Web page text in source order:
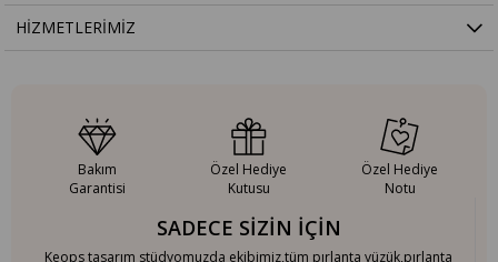
HIZMETLERIMIZ
SADECE SİZİN İÇİN
Keops tasarım stüdyomuzda ekibimiz,tüm pırlanta yüzük,pırlanta
Bakım
Garantisi
Özel Hediye
Kutusu
Özel Hediye
Notu